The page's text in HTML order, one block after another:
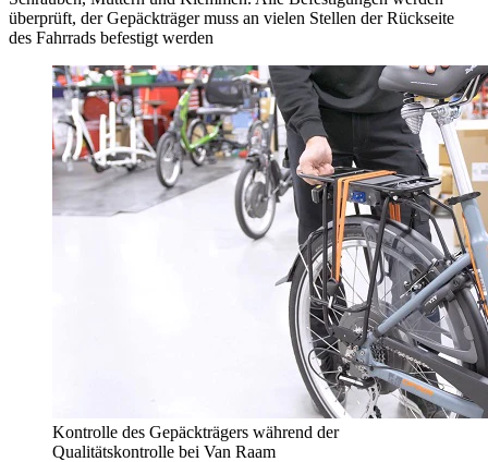
überprüft, der Gepäckträger muss an vielen Stellen der Rückseite
des Fahrrads befestigt werden
Kontrolle des Gepäckträgers während der
Qualitätskontrolle bei Van Raam